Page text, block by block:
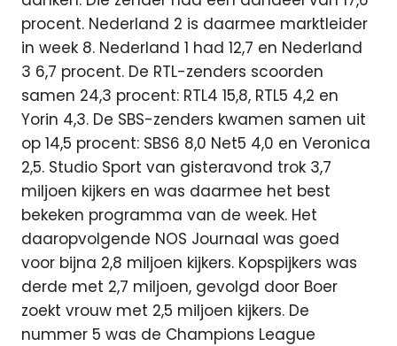
procent. Nederland 2 is daarmee marktleider
in week 8. Nederland 1 had 12,7 en Nederland
3 6,7 procent. De RTL-zenders scoorden
samen 24,3 procent: RTL4 15,8, RTL5 4,2 en
Yorin 4,3. De SBS-zenders kwamen samen uit
op 14,5 procent: SBS6 8,0 Net5 4,0 en Veronica
2,5. Studio Sport van gisteravond trok 3,7
miljoen kijkers en was daarmee het best
bekeken programma van de week. Het
daaropvolgende NOS Journaal was goed
voor bijna 2,8 miljoen kijkers. Kopspijkers was
derde met 2,7 miljoen, gevolgd door Boer
zoekt vrouw met 2,5 miljoen kijkers. De
nummer 5 was de Champions League